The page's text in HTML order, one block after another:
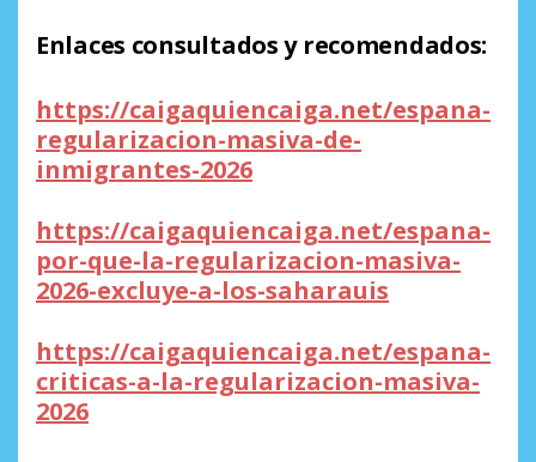
Enlaces consultados y recomendados:
https://caigaquiencaiga.net/espana-
regularizacion-masiva-de-
inmigrantes-2026
https://caigaquiencaiga.net/espana-
por-que-la-regularizacion-masiva-
2026-excluye-a-los-saharauis
https://caigaquiencaiga.net/espana-
criticas-a-la-regularizacion-masiva-
2026